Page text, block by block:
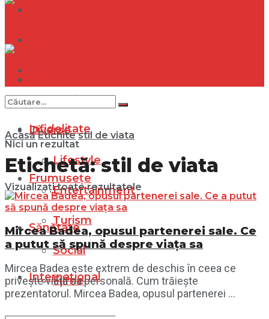
Internațional
Diverse
Lifestyle
Entertainment
Turism
Social
Filme
Infidelitate
Frumusețe
Sănătate
Internațional
Nici un rezultat
Vizualizați toate rezultatele
Acasă Etichite stil de viata
Etichetă:stil de viata
Mircea Badea, opusul partenerei sale. Ce
a putut să spună despre viața sa
Mircea Badea este extrem de deschis în ceea ce
privește viața sa personală. Cum trăiește
prezentatorul. Mircea Badea, opusul partenerei ...